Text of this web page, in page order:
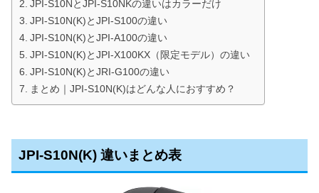
JPI-S10NとJPI-S10NKの違いはカラーだけ
JPI-S10N(K)とJPI-S100の違い
JPI-S10N(K)とJPI-A100の違い
JPI-S10N(K)とJPI-X100KX（限定モデル）の違い
JPI-S10N(K)とJRI-G100の違い
まとめ｜JPI-S10N(K)はどんな人におすすめ？
JPI-S10N(K) 違いまとめ表